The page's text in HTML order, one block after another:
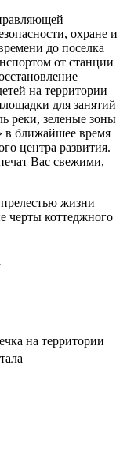
охране и
до поселка
от станции
на территории
для занятий
реки, зеленые зоны
в ближайшее время
центра развития.
Вас свежими,
жизни
черты коттеджного
на территории